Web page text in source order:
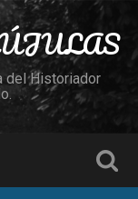
del Historiador